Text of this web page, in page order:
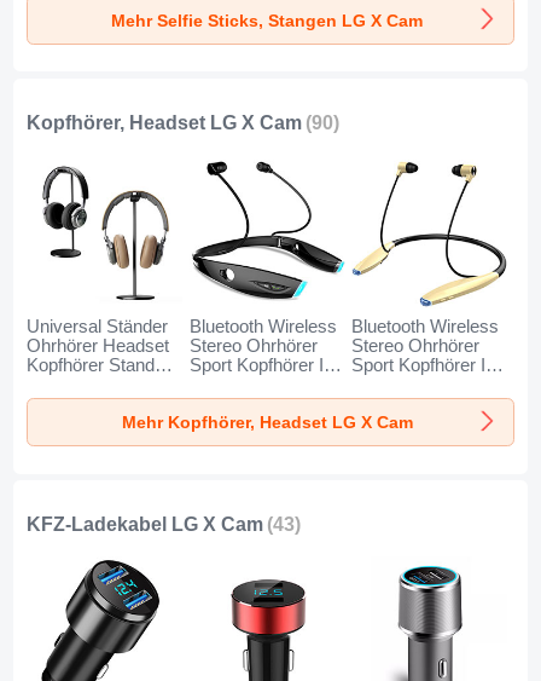
Mehr Selfie Sticks, Stangen LG X Cam
Kopfhörer, Headset LG X Cam (90)
Universal Ständer
Ohrhörer Headset
Kopfhörer Stand
Schwarz
Bluetooth Wireless
Stereo Ohrhörer
Sport Kopfhörer In
für LG X Cam
Schwarz
Bluetooth Wireless
Stereo Ohrhörer
Sport Kopfhörer In
für LG X Cam Gold
Mehr Kopfhörer, Headset LG X Cam
KFZ-Ladekabel LG X Cam (43)